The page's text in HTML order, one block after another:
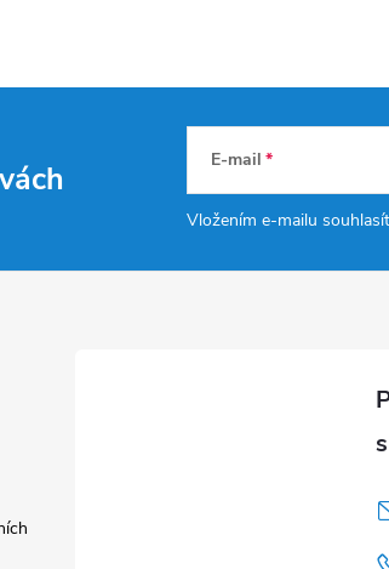
E-mail
Vložením e-mailu